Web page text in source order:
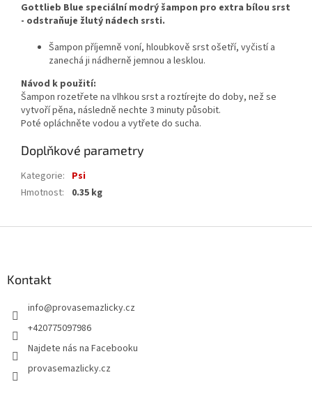
Gottlieb Blue speciální modrý šampon pro extra bílou srst
- odstraňuje žlutý nádech srsti.
Šampon příjemně voní, hloubkově srst ošetří, vyčistí a
zanechá ji nádherně jemnou a lesklou.
Návod k použití:
Šampon rozetřete na vlhkou srst a roztírejte do doby, než se
vytvoří pěna, následně nechte 3 minuty působit.
Poté opláchněte vodou a vytřete do sucha.
Doplňkové parametry
Kategorie: Psi
Hmotnost: 0.35 kg
Kontakt
info@provasemazlicky.cz
+420775097986
Najdete nás na Facebooku
provasemazlicky.cz